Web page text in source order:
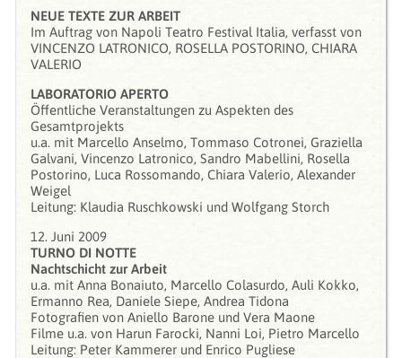
NEUE TEXTE ZUR ARBEIT
Im Auftrag von Napoli Teatro Festival Italia, verfasst von
VINCENZO LATRONICO, ROSELLA POSTORINO, CHIARA
VALERIO
LABORATORIO APERTO
Öffentliche Veranstaltungen zu Aspekten des
Gesamtprojekts
u.a. mit Marcello Anselmo, Tommaso Cotronei, Graziella
Galvani, Vincenzo Latronico, Sandro Mabellini, Rosella
Postorino, Luca Rossomando, Chiara Valerio, Alexander
Weigel
Leitung: Klaudia Ruschkowski und Wolfgang Storch
12. Juni 2009
TURNO DI NOTTE
Nachtschicht zur Arbeit
u.a. mit Anna Bonaiuto, Marcello Colasurdo, Auli Kokko,
Ermanno Rea, Daniele Siepe, Andrea Tidona
Fotografien von Aniello Barone und Vera Maone
Filme u.a. von Harun Farocki, Nanni Loi, Pietro Marcello
Leitung: Peter Kammerer und Enrico Pugliese